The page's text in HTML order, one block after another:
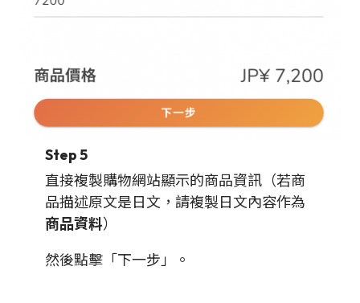
Step 5
直接複製購物網站顯示的商品資訊（若商
品描述原文是日文，請複製日文內容作為
商品資料）
然後點擊「下一步」。